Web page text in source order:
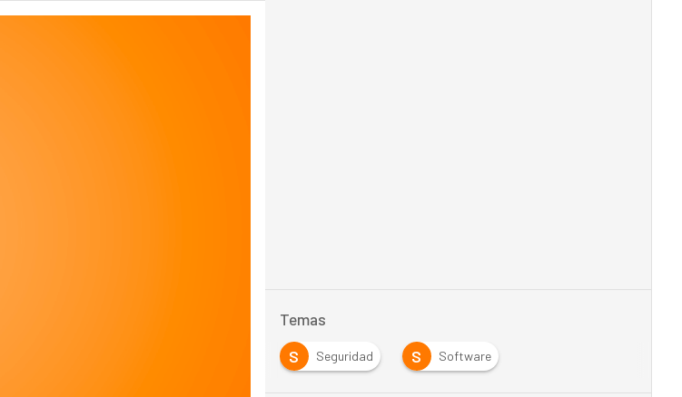
Temas
S
Seguridad S Software